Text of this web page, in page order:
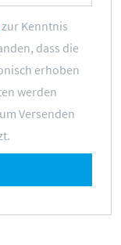
zur Kenntnis
dass die
erhoben
werden
Versenden